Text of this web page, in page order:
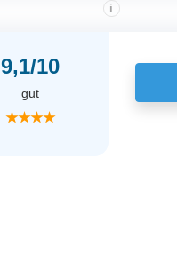
9,1/10
i
gut
★★★★